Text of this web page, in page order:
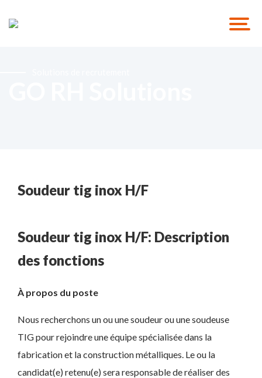
Soudeur tig inox H/F
Soudeur tig inox H/F: Description
des fonctions
À propos du poste
Nous recherchons un ou une soudeur ou une soudeuse
TIG pour rejoindre une équipe spécialisée dans la
fabrication et la construction métalliques. Le ou la
candidat(e) retenu(e) sera responsable de réaliser des